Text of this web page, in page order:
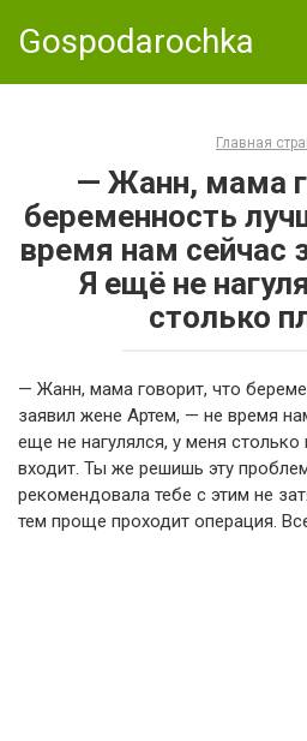
Gospodarochka
Главная
— Жанн, мама
беременность
время нам сейчас
Я ещё не
столько
— Жанн, мама говорит, что
заявил жене Артем, — не время
еще не нагулялся, у меня
входит. Ты же решишь эту
рекомендовала тебе с этим не
тем проще проходит операция.